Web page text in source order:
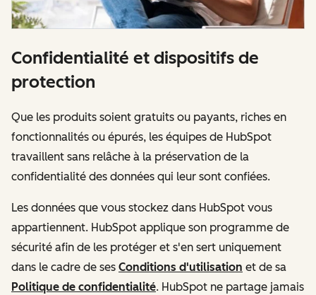
Confidentialité et dispositifs de
protection
Que les produits soient gratuits ou payants, riches en
fonctionnalités ou épurés, les équipes de HubSpot
travaillent sans relâche à la préservation de la
confidentialité des données qui leur sont confiées.
Les données que vous stockez dans HubSpot vous
appartiennent. HubSpot applique son programme de
sécurité afin de les protéger et s'en sert uniquement
dans le cadre de ses Conditions d'utilisation et de sa
Politique de confidentialité. HubSpot ne partage jamais